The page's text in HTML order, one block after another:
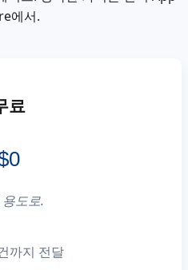
에서.
료
도로.
까지 전달